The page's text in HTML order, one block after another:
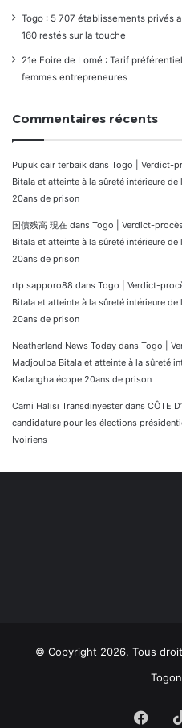
Togo : 5 707 établissements privés
160 restés sur la touche
21e Foire de Lomé : Tarif
femmes entrepreneures
Commentaires récents
Pupuk cair terbaik dans Togo | Verdict-
Bitala et atteinte à la sûreté intérieure de
20ans de prison
国債残高 現在 dans Togo | Verdict-
Bitala et atteinte à la sûreté intérieure de
20ans de prison
rtp sapporo88 dans Togo | Verdict-
Bitala et atteinte à la sûreté intérieure de
20ans de prison
Neatherland News Today dans Togo |
Madjoulba Bitala et atteinte à la sûreté
Kadangha écope 20ans de prison
Cami Halısı Transdinyester dans CÔTE
candidature pour les élections
Ivoiriens
© Copyright 2026, Tous